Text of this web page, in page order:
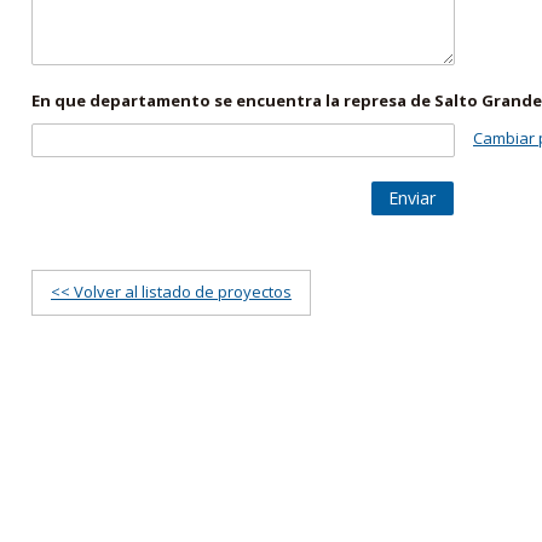
En que departamento se encuentra la represa de Salto
Cambiar
Enviar
<< Volver al listado de proyectos